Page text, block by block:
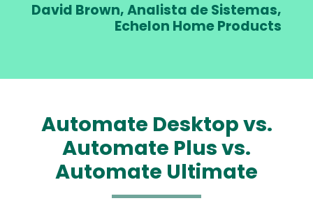
David Brown, Analista de Sistemas,
Echelon Home Products
Automate Desktop vs.
Automate Plus vs.
Automate Ultimate